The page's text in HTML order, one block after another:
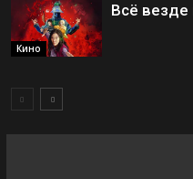
Кино
Всё везде